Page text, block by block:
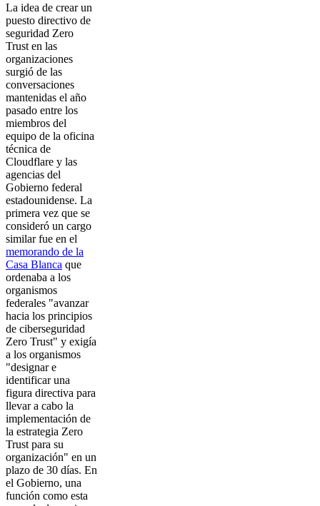
La idea de crear un
puesto directivo de
seguridad Zero
Trust en las
organizaciones
surgió de las
conversaciones
mantenidas el año
pasado entre los
miembros del
equipo de la oficina
técnica de
Cloudflare y las
agencias del
Gobierno federal
estadounidense. La
primera vez que se
consideró un cargo
similar fue en el
memorando de la
Casa Blanca que
ordenaba a los
organismos
federales "avanzar
hacia los principios
de ciberseguridad
Zero Trust" y exigía
a los organismos
"designar e
identificar una
figura directiva para
llevar a cabo la
implementación de
la estrategia Zero
Trust para su
organización" en un
plazo de 30 días. En
el Gobierno, una
función como esta